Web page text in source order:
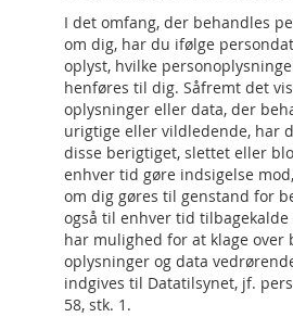
I det omfang, der behandles
om dig, har du ifølge
oplyst, hvilke
henføres til dig. Såfremt det
oplysninger eller data, der
urigtige eller vildledende, har
disse berigtiget, slettet eller
enhver tid gøre indsigelse
om dig gøres til genstand for
også til enhver tid tilbagekalde
har mulighed for at klage over
oplysninger og data
indgives til Datatilsynet, jf.
58, stk. 1.